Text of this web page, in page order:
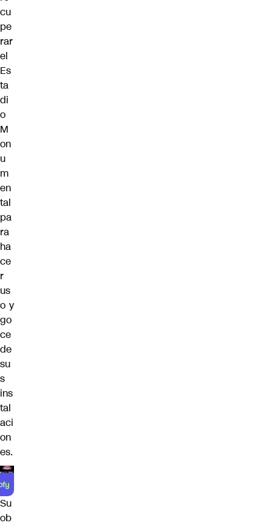
cu
pe
rar
el
Es
ta
di
o
M
on
u
m
en
tal
pa
ra
ha
ce
r
us
o y
go
ce
de
su
s
ins
tal
aci
on
es.
Su
ob